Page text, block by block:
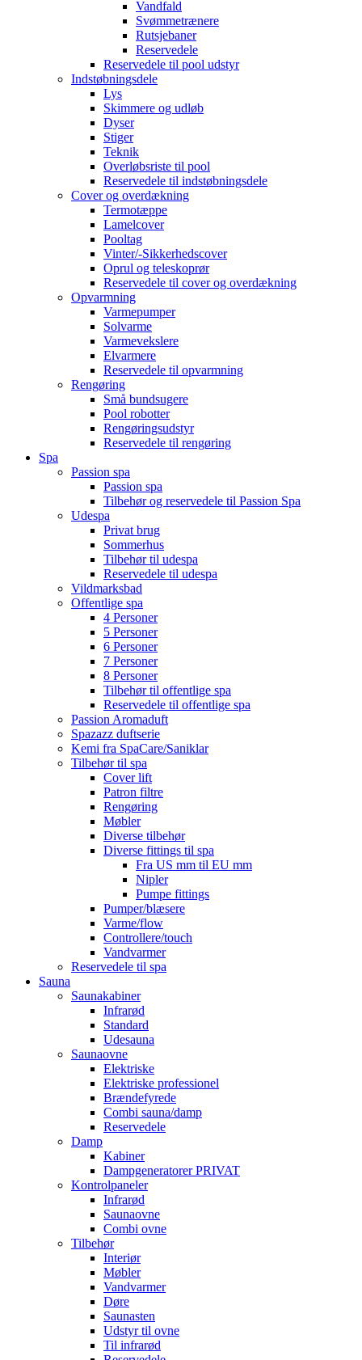
Vandfald
Svømmetrænere
Rutsjebaner
Reservedele
Reservedele til pool udstyr
Indstøbningsdele
Lys
Skimmere og udløb
Dyser
Stiger
Teknik
Overløbsriste til pool
Reservedele til indstøbningsdele
Cover og overdækning
Termotæppe
Lamelcover
Pooltag
Vinter/-Sikkerhedscover
Oprul og teleskoprør
Reservedele til cover og overdækning
Opvarmning
Varmepumper
Solvarme
Varmevekslere
Elvarmere
Reservedele til opvarmning
Rengøring
Små bundsugere
Pool robotter
Rengøringsudstyr
Reservedele til rengøring
Spa
Passion spa
Passion spa
Tilbehør og reservedele til Passion Spa
Udespa
Privat brug
Sommerhus
Tilbehør til udespa
Reservedele til udespa
Vildmarksbad
Offentlige spa
4 Personer
5 Personer
6 Personer
7 Personer
8 Personer
Tilbehør til offentlige spa
Reservedele til offentlige spa
Passion Aromaduft
Spazazz duftserie
Kemi fra SpaCare/Saniklar
Tilbehør til spa
Cover lift
Patron filtre
Rengøring
Møbler
Diverse tilbehør
Diverse fittings til spa
Fra US mm til EU mm
Nipler
Pumpe fittings
Pumper/blæsere
Varme/flow
Controllere/touch
Vandvarmer
Reservedele til spa
Sauna
Saunakabiner
Infrarød
Standard
Udesauna
Saunaovne
Elektriske
Elektriske professionel
Brændefyrede
Combi sauna/damp
Reservedele
Damp
Kabiner
Dampgeneratorer PRIVAT
Kontrolpaneler
Infrarød
Saunaovne
Combi ovne
Tilbehør
Interiør
Møbler
Vandvarmer
Døre
Saunasten
Udstyr til ovne
Til infrarød